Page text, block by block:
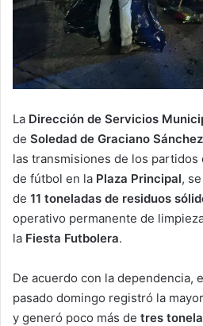
La Dirección de Servicios
de Soledad de Graciano Sánchez
las transmisiones de los
de fútbol en la Plaza Principal,
de 11 toneladas de residuos
operativo permanente de
la Fiesta Futbolera.
De acuerdo con la dependencia,
pasado domingo registró la
y generó poco más de tres